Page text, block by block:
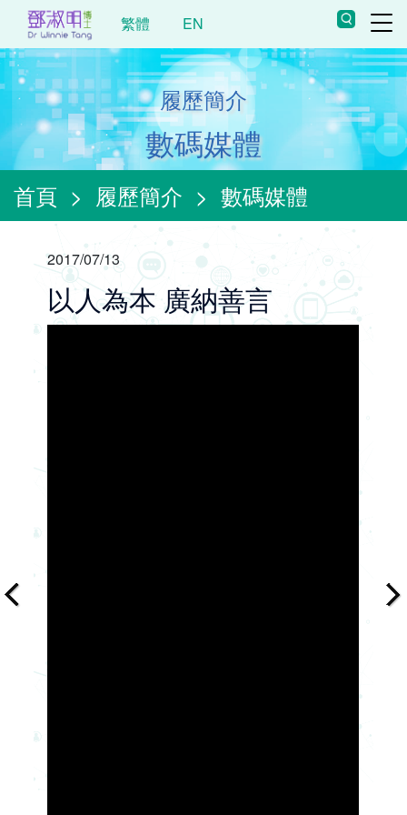
繁體 EN
履歷簡介
數碼媒體
首頁 > 履歷簡介 > 數碼媒體
2017/07/13
以人為本 廣納善言